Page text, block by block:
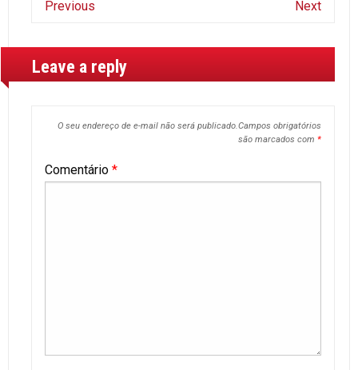
Previous Next
Leave a reply
O seu endereço de e-mail não será publicado.Campos obrigatórios
são marcados com *
Comentário *